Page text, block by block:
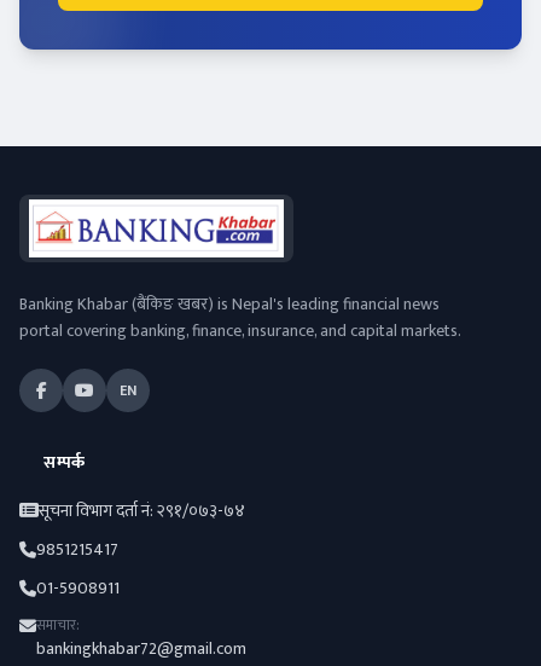
Banking Khabar (बैंकिङ खबर) is Nepal's leading financial news
portal covering banking, finance, insurance, and capital markets.
EN
सम्पर्क
सूचना विभाग दर्ता नं: २९१/०७३-७४
9851215417
01-5908911
समाचार:
bankingkhabar72@gmail.com